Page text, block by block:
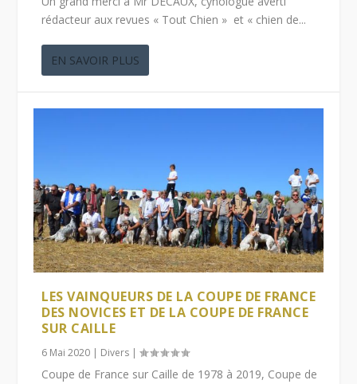
rédacteur aux revues « Tout Chien » et « chien de...
EN SAVOIR PLUS
LES VAINQUEURS DE LA COUPE DE FRANCE
DES NOVICES ET DE LA COUPE DE FRANCE
SUR CAILLE
6 Mai 2020 | Divers |
Coupe de France sur Caille de 1978 à 2019, Coupe de